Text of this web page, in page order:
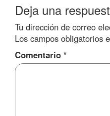
Deja una
Tu dirección de correo
Los campos obligatorios
Comentario *